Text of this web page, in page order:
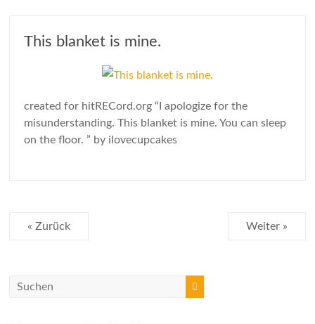
This blanket is mine.
created for hitRECord.org “I apologize for the
misunderstanding. This blanket is mine. You can sleep
on the floor. ” by ilovecupcakes
« Zurück Weiter »